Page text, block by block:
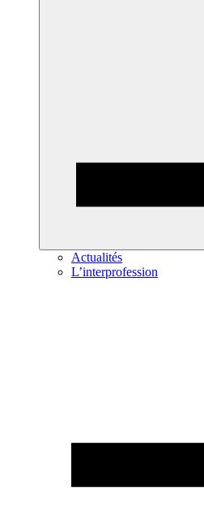
Actualités
L’interprofession